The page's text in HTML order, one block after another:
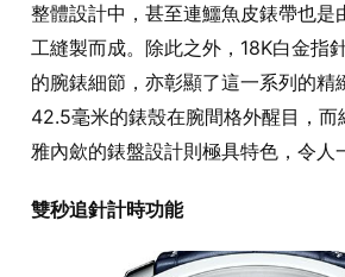
整體設計中，甚至連鱷魚皮錶帶也
工縫製而成。除此之外，18K白金指
的腕錶細節，亦彰顯了這一系列的精
42.5毫米的錶殼在腕間格外醒目，而
雅內歛的錶盤設計則極具特色，令人
雙秒追針計時功能